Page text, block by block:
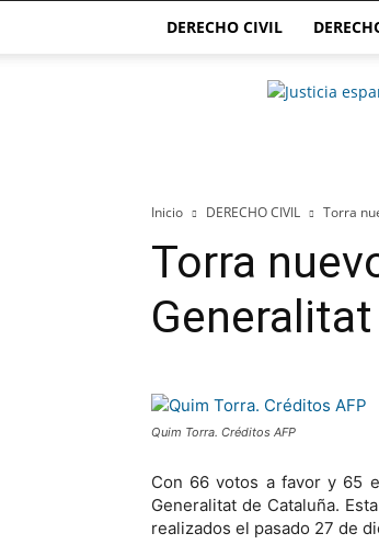
DERECHO CIVIL
Justicia.com.es
Inicio DERECHO CIVIL Torra
Torra
Quim Torra. Créditos AFP
Con 66 votos a favor y 65
Generalitat de Cataluña.
realizados el pasado 27 de